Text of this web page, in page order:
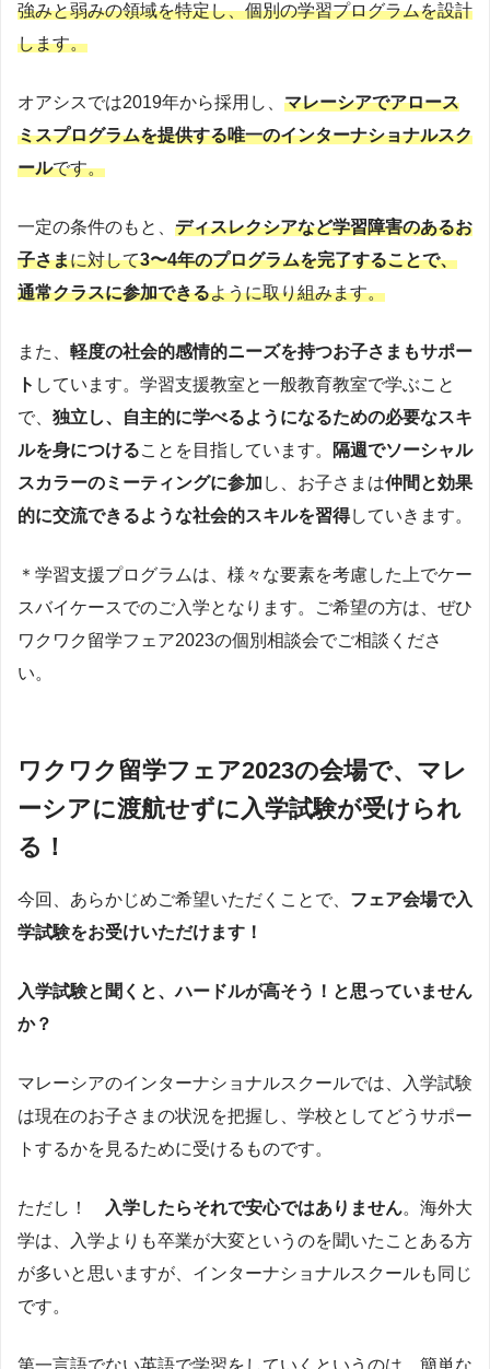
強みと弱みの領域を特定し、個別の学習プログラムを設計
します。
オアシスでは2019年から採用し、 マレーシアでアロース
ミスプログラムを提供する唯一のインターナショナルスク
ールです。
一定の条件のもと、 ディスレクシアなど学習障害のあるお
子さまに対して3〜4年のプログラムを完了することで、
通常クラスに参加できるように取り組みます。
また、 軽度の社会的感情的ニーズを持つお子さまもサポー
ト しています。学習支援教室と一般教育教室で学ぶこと
で、 独立し、自主的に学べるようになるための必要なスキ
ルを身につけることを目指しています。
隔週でソーシャル
スカラーのミーティングに参加 し、お子さまは仲間と効果
的に交流できるような社会的スキルを習得していきます。
＊学習支援プログラムは、様々な要素を考慮した上でケー
スバイケースでのご入学となります。ご希望の方は、ぜひ
ワクワク留学フェア2023の個別相談会でご相談くださ
い。
ワクワク留学フェア2023の会場で、マレ
ーシアに渡航せずに入学試験が受けられ
る！
今回、あらかじめご希望いただくことで、 フェア会場で入
学試験をお受けいただけます！
入学試験と聞くと、ハードルが高そう！と思っていません
か？
マレーシアのインターナショナルスクールでは、入学試験
は現在のお子さまの状況を把握し、学校としてどうサポー
トするかを見るために受けるものです。
ただし！ 入学したらそれで安心ではありません。海外大
学は、入学よりも卒業が大変というのを聞いたことある方
が多いと思いますが、インターナショナルスクールも同じ
です。
第一言語でない英語で学習をしていくというのは、簡単な